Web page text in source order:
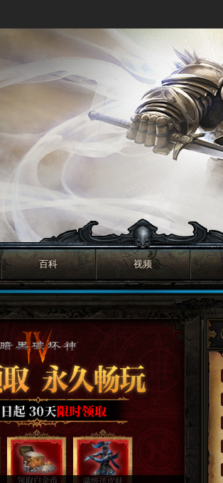
百科 视频